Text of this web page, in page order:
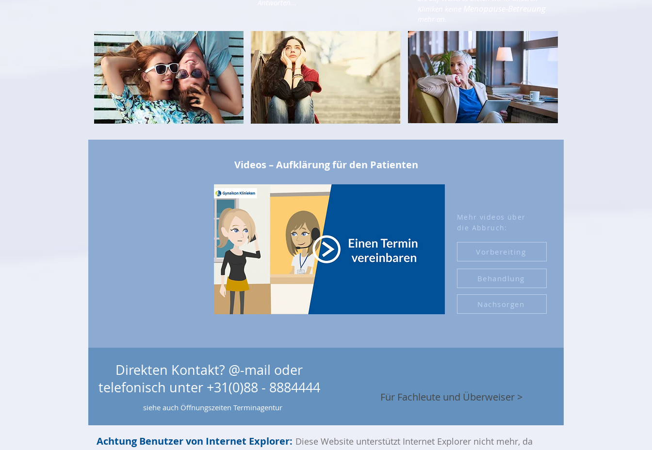
Videos – Aufklärung für den Patienten
Mehr videos über
die Abbruch:
Vorbereiting
Behandlung
Nachsorgen
Direkten Kontakt? @-mail oder
telefonisch unter +31(0)88 - 8884444
siehe auch Öffnungszeiten Terminagentur
Für Fachleute und Überweiser >
Achtung Benutzer von Internet Explorer: Diese Website unterstützt Internet Explorer nicht mehr, da